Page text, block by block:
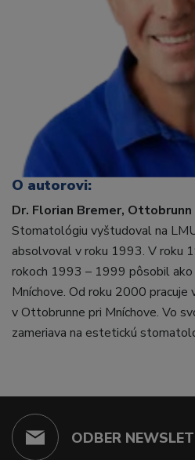
O autorovi:
Dr. Florian Bremer,
Stomatológiu vyštudoval na
absolvoval v roku 1993. V roku
rokoch 1993 – 1999 pôsobil
Mníchove. Od roku 2000 pracuje
v Ottobrunne pri Mníchove. Vo
zameriava na estetickú
ODBER